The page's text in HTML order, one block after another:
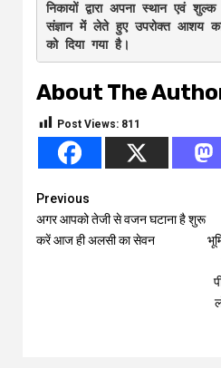
निकायों द्वारा अपना स्थान एवं
संज्ञान में लेते हुए उपरोक्त आशय का
About The
Post Views: 811
Continue
Reading
Previous
अगर आपको तेजी से वजन घटाना है शुरू
करें आज ही अलसी का सेवन